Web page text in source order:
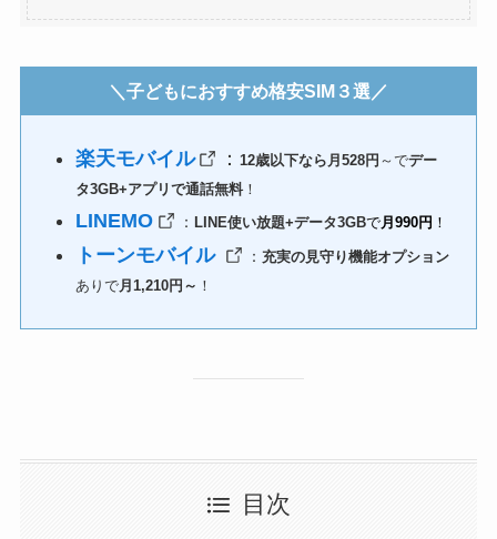
＼子どもにおすすめ格安SIM３選／
楽天モバイル ： 12歳以下なら月528円 ～でデー
タ3GB+アプリで通話無料！
LINEMO ： LINE使い放題+データ3GBで月990円 ！
トーンモバイル ： 充実の見守り機能オプション
ありで月1,210円～ ！
目次